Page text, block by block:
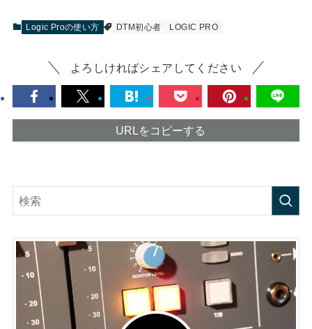
Logic Proの使い方 DTM初心者 LOGIC PRO
よろしければシェアしてください
URLをコピーする